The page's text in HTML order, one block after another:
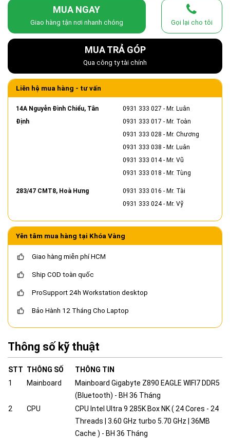
MUA NGAY
Giao hàng tận nơi nhanh chóng Gọi lại cho tôi
MUA TRẢ GÓP
Qua công ty tài chính
Liên hệ mua hàng - tư vấn
14A Nguyễn Đình Chiểu, Tân
Định
0931 333 027 - Mr. Luân
0931 333 017 - Mr. Toàn
0931 333 028 - Mr. Chương
0931 333 038 - Mr. Luân
0931 333 014- Mr. Vũ
0931 333 018 - Mr. Tùng
283/47 CMT8, Hoà Hưng 0931 333 016 - Mr. Tài
0931 333 024- Mr. Vỹ
Yên tâm mua hàng tại Khóa Vàng
Giao hàng miễn phí HCM
Ship COD toàn quốc
ProSupport 24h Workstation desktop
Bảo Hành 12 Tháng Cho Laptop
Thông số kỹ thuật
STT THÔNG SỐ
THÔNG TIN
1
Mainboard
Mainboard Gigabyte Z890 EAGLE WIFI7 DDR5
(Bluetooth) - BH 36 Tháng
2
CPU
CPU Intel Ultra 9 285K Box NK ( 24 Cores - 24
Threads | 3.60 GHz turbo 5.70 GHz | 36MB
Cache ) - BH 36 Tháng